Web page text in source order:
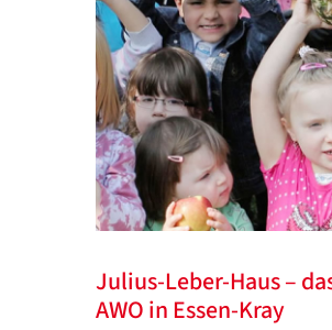
Julius-Leber-Haus –
AWO in Essen-Kray